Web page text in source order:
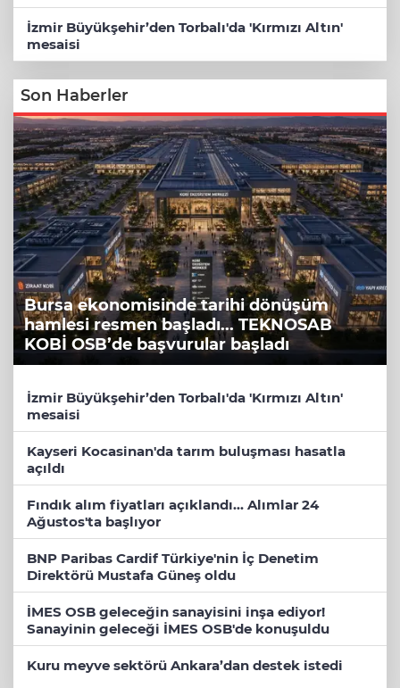
İzmir Büyükşehir’den Torbalı'da 'Kırmızı Altın'
mesaisi
Son Haberler
Bursa ekonomisinde tarihi dönüşüm
hamlesi resmen başladı... TEKNOSAB
KOBİ OSB’de başvurular başladı
İzmir Büyükşehir’den Torbalı'da 'Kırmızı Altın'
mesaisi
Kayseri Kocasinan'da tarım buluşması hasatla
açıldı
Fındık alım fiyatları açıklandı... Alımlar 24
Ağustos'ta başlıyor
BNP Paribas Cardif Türkiye'nin İç Denetim
Direktörü Mustafa Güneş oldu
İMES OSB geleceğin sanayisini inşa ediyor!
Sanayinin geleceği İMES OSB'de konuşuldu
Kuru meyve sektörü Ankara’dan destek istedi